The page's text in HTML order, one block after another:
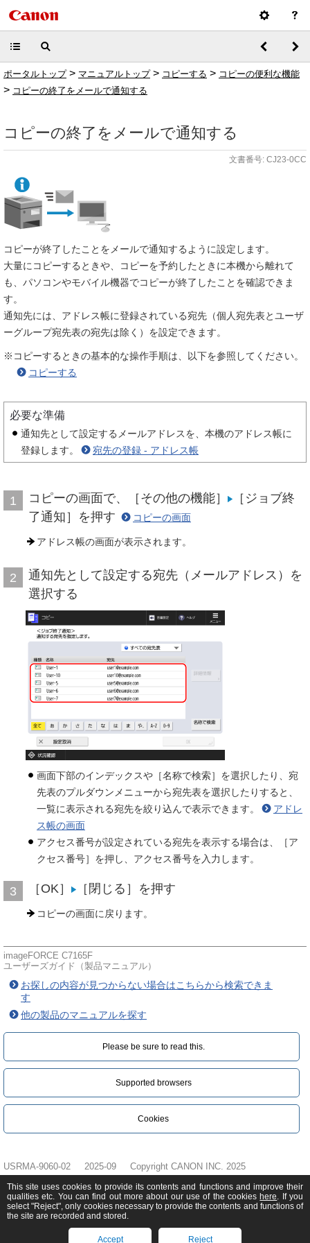
ポータルトップ> マニュアルトップ> コピーする > コピーの便利な機能
> コピーの終了をメールで通知する
コピーの終了をメールで通知する
文書番号: CJ23-0CC
コピーが終了したことをメールで通知するように設定します。
大量にコピーするときや、コピーを予約したときに本機から離れて
も、パソコンやモバイル機器でコピーが終了したことを確認できま
す。
通知先には、アドレス帳に登録されている宛先（個人宛先表とユーザ
ーグループ宛先表の宛先は除く）を設定できます。
※コピーするときの基本的な操作手順は、以下を参照してください。
コピーする
必要な準備
通知先として設定するメールアドレスを、本機のアドレス帳に
登録します。
宛先の登録 - アドレス帳
1 コピーの画面で、［その他の機能］
［ジョブ終
了通知］を押す
コピーの画面
アドレス帳の画面が表示されます。
2
通知先として設定する宛先（メールアドレス）を
選択する
画面下部のインデックスや［名称で検索］を選択したり、宛
先表のプルダウンメニューから宛先表を選択したりすると、
一覧に表示される宛先を絞り込んで表示できます。
アドレ
ス帳の画面
アクセス番号が設定されている宛先を表示する場合は、［ア
クセス番号］を押し、アクセス番号を入力します。
3 ［OK］ ［閉じる］を押す
コピーの画面に戻ります。
imageFORCE C7165F
ユーザーズガイド（製品マニュアル）
お探しの内容が見つからない場合はこちらから検索できま
す
他の製品のマニュアルを探す
Please be sure to read this.‎
Supported browsers
Cookies
USRMA-9060-02 2025-09 Copyright CANON INC. 2025
This site uses cookies to provide its contents and functions and improve their
qualities etc. You can find out more about our use of the cookies here. If you
select "Reject", only cookies necessary to provide the contents and functions of
the site are recorded and stored.
Accept Reject